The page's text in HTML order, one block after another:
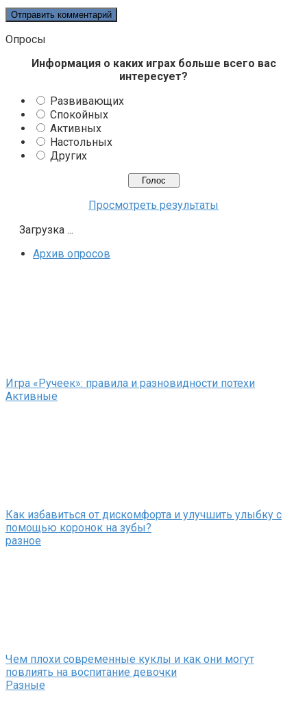
Опросы
Информация о каких играх больше всего вас
интересует?
Развивающих
Спокойных
Активных
Настольных
Других
Просмотреть результаты
Загрузка ...
Архив опросов
Игра «Ручеек»: правила и разновидности потехи
Активные
Как избавиться от дискомфорта и улучшить улыбку с
помощью коронок на зубы?
разное
Чем плохи современные куклы и как они могут
повлиять на воспитание девочки
Разные